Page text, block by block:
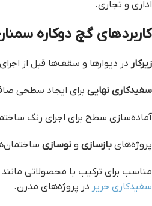
اداری و تجاری.
کاربردهای گچ دوکاره
زیرکار در دیوارها و سقف‌ها قبل از
سفیدکاری نهایی برای ایجاد سطحی
آماده‌سازی سطح برای اجرای رنگ
پروژه‌های بازسازی و نوسازی
مناسب برای ترکیب با محصولاتی
سفیدکاری حریر در پروژه‌های مدرن.